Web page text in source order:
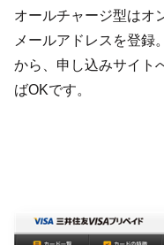
オールチャージ型はオ
メールアドレスを登録
から、申し込みサイト
ばOKです。